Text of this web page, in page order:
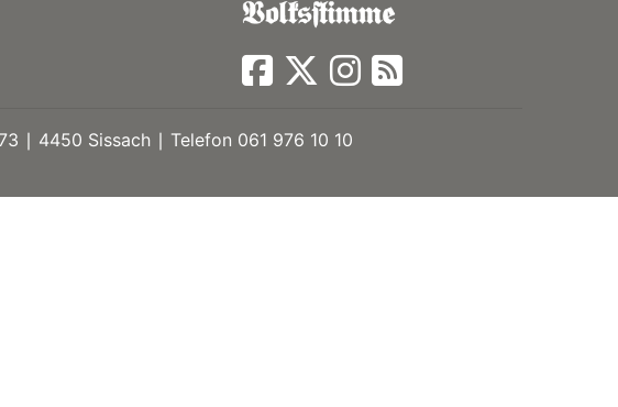
∣ 4450 Sissach ∣ Telefon 061 976 10 10